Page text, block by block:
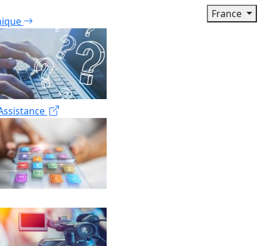
France